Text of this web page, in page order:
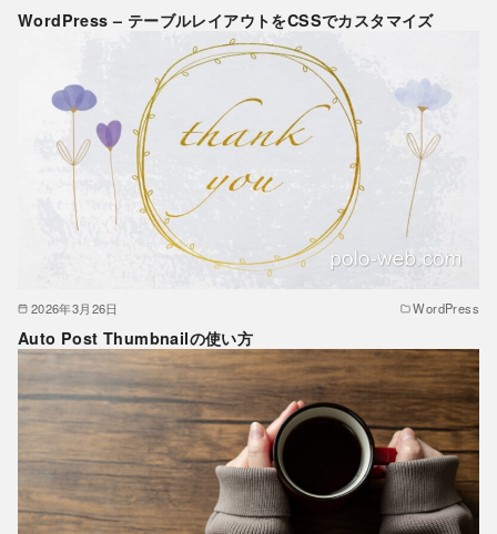
WordPress – テーブルレイアウトをCSSでカスタマイズ
2026年3月26日 WordPress
Auto Post Thumbnailの使い方